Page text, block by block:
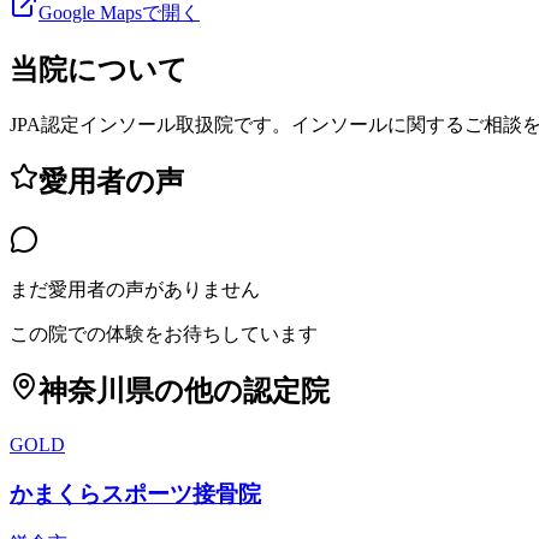
Google Mapsで開く
当院について
JPA認定インソール取扱院です。インソールに関するご相談
愛用者の声
まだ愛用者の声がありません
この院での体験をお待ちしています
神奈川県の他の認定院
GOLD
かまくらスポーツ接骨院